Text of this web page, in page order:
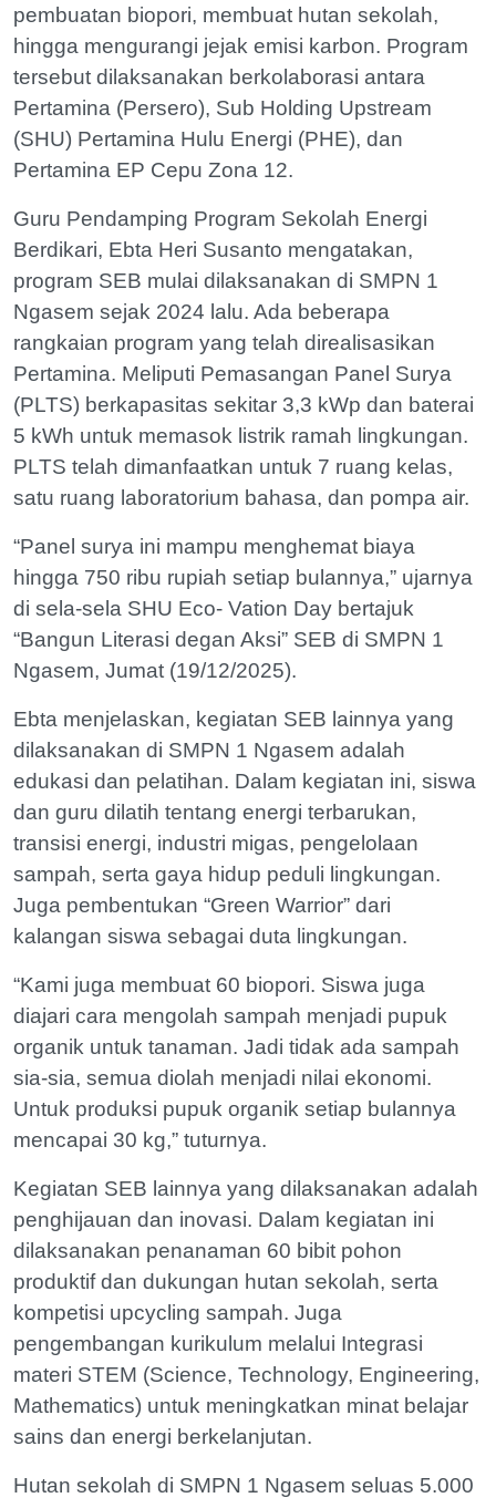
pembuatan biopori, membuat hutan sekolah,
hingga mengurangi jejak emisi karbon. Program
tersebut dilaksanakan berkolaborasi antara
Pertamina (Persero), Sub Holding Upstream
(SHU) Pertamina Hulu Energi (PHE), dan
Pertamina EP Cepu Zona 12.
Guru Pendamping Program Sekolah Energi
Berdikari, Ebta Heri Susanto mengatakan,
program SEB mulai dilaksanakan di SMPN 1
Ngasem sejak 2024 lalu. Ada beberapa
rangkaian program yang telah direalisasikan
Pertamina. Meliputi Pemasangan Panel Surya
(PLTS) berkapasitas sekitar 3,3 kWp dan baterai
5 kWh untuk memasok listrik ramah lingkungan.
PLTS telah dimanfaatkan untuk 7 ruang kelas,
satu ruang laboratorium bahasa, dan pompa air.
“Panel surya ini mampu menghemat biaya
hingga 750 ribu rupiah setiap bulannya,” ujarnya
di sela-sela SHU Eco- Vation Day bertajuk
“Bangun Literasi degan Aksi” SEB di SMPN 1
Ngasem, Jumat (19/12/2025).
Ebta menjelaskan, kegiatan SEB lainnya yang
dilaksanakan di SMPN 1 Ngasem adalah
edukasi dan pelatihan. Dalam kegiatan ini, siswa
dan guru dilatih tentang energi terbarukan,
transisi energi, industri migas, pengelolaan
sampah, serta gaya hidup peduli lingkungan.
Juga pembentukan “Green Warrior” dari
kalangan siswa sebagai duta lingkungan.
“Kami juga membuat 60 biopori. Siswa juga
diajari cara mengolah sampah menjadi pupuk
organik untuk tanaman. Jadi tidak ada sampah
sia-sia, semua diolah menjadi nilai ekonomi.
Untuk produksi pupuk organik setiap bulannya
mencapai 30 kg,” tuturnya.
Kegiatan SEB lainnya yang dilaksanakan adalah
penghijauan dan inovasi. Dalam kegiatan ini
dilaksanakan penanaman 60 bibit pohon
produktif dan dukungan hutan sekolah, serta
kompetisi upcycling sampah. Juga
pengembangan kurikulum melalui Integrasi
materi STEM (Science, Technology, Engineering,
Mathematics) untuk meningkatkan minat belajar
sains dan energi berkelanjutan.
Hutan sekolah di SMPN 1 Ngasem seluas 5.000